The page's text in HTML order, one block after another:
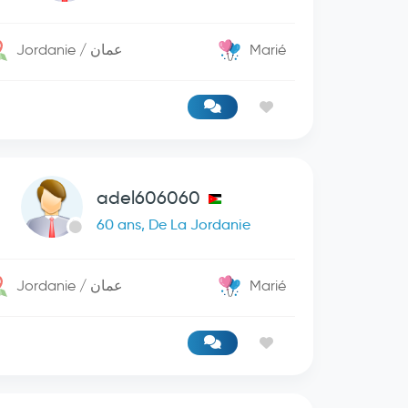
Jordanie / عمان Marié
adel606060
60 ans, De La Jordanie
Jordanie / عمان Marié